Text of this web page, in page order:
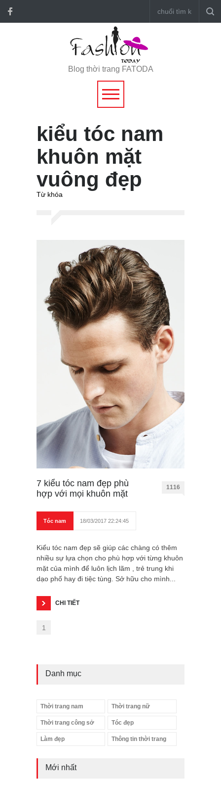
Blog thời trang FATODA
kiểu tóc nam
khuôn mặt
vuông đẹp
Từ khóa
7 kiểu tóc nam đẹp phù
hợp với mọi khuôn mặt
1116
Tóc nam 18/03/2017 22:24:45
Kiểu tóc nam đẹp sẽ giúp các chàng có thêm
nhiều sự lựa chọn cho phù hợp với từng khuôn
mặt của mình để luôn lịch lãm , trẻ trung khi
dạo phố hay đi tiệc tùng. Sở hữu cho mình...
CHI TIẾT
1
Danh mục
Thời trang nam Thời trang nữ
Thời trang công sở Tóc đẹp
Làm đẹp Thông tin thời trang
Mới nhất